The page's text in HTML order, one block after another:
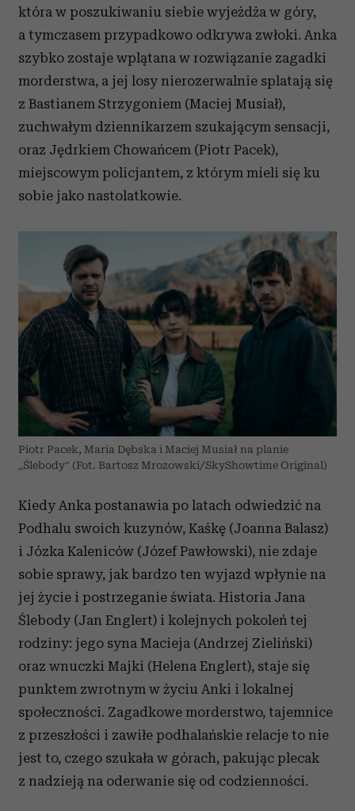
która w poszukiwaniu siebie wyjeżdża w góry,
a tymczasem przypadkowo odkrywa zwłoki. Anka
szybko zostaje wplątana w rozwiązanie zagadki
morderstwa, a jej losy nierozerwalnie splatają się
z Bastianem Strzygoniem (Maciej Musiał),
zuchwałym dziennikarzem szukającym sensacji,
oraz Jędrkiem Chowańcem (Piotr Pacek),
miejscowym policjantem, z którym mieli się ku
sobie jako nastolatkowie.
Piotr Pacek, Maria Dębska i Maciej Musiał na planie
„Ślebody” (Fot. Bartosz Mrozowski/SkyShowtime Original)
Kiedy Anka postanawia po latach odwiedzić na
Podhalu swoich kuzynów, Kaśkę (Joanna Balasz)
i Józka Kaleniców (Józef Pawłowski), nie zdaje
sobie sprawy, jak bardzo ten wyjazd wpłynie na
jej życie i postrzeganie świata. Historia Jana
Ślebody (Jan Englert) i kolejnych pokoleń tej
rodziny: jego syna Macieja (Andrzej Zieliński)
oraz wnuczki Majki (Helena Englert), staje się
punktem zwrotnym w życiu Anki i lokalnej
społeczności. Zagadkowe morderstwo, tajemnice
z przeszłości i zawiłe podhalańskie relacje to nie
jest to, czego szukała w górach, pakując plecak
z nadzieją na oderwanie się od codzienności.